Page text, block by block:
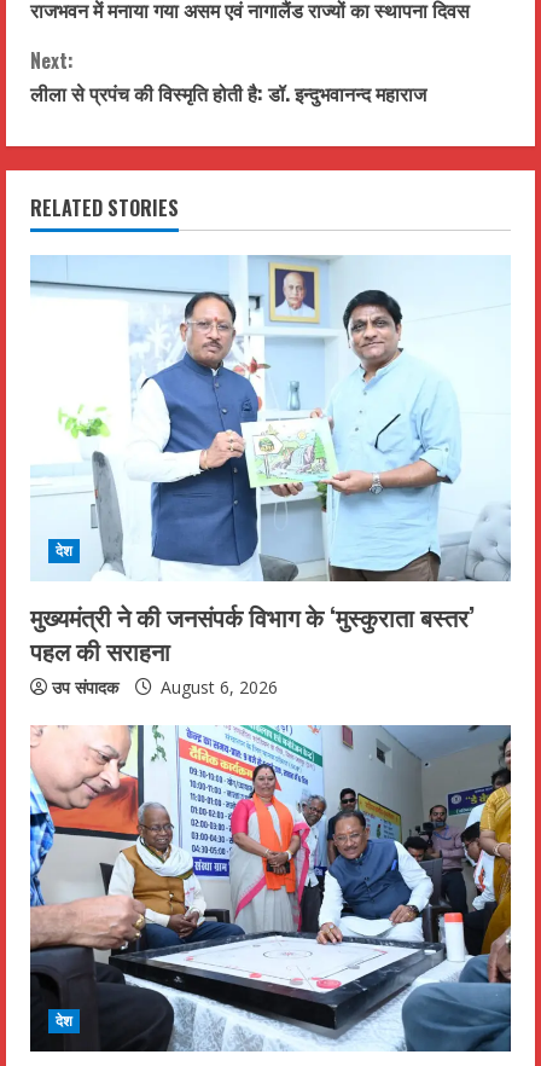
o
n
t
i
n
u
a
i
n
g
राजभवन में मनाया गया असम एवं नागालैंड राज्यों का स्थापना दिवस
Next:
लीला से प्रपंच की विस्मृति होती है: डॉ. इन्दुभवानन्द महाराज
RELATED STORIES
देश
मुख्यमंत्री ने की जनसंपर्क विभाग के ‘मुस्कुराता बस्तर’
पहल की सराहना
उप संपादक August 6, 2026
देश